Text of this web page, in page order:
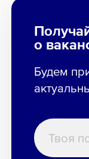
о
Будем